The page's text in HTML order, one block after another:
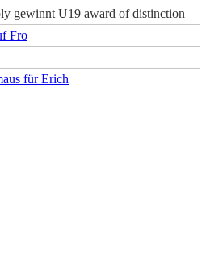
gewinnt U19 award of distinction
Fro
für Erich